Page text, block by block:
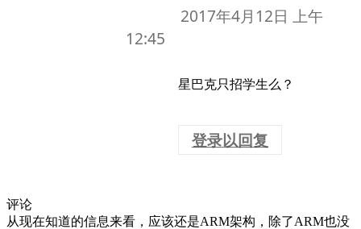
2017年4月12日 上午
12:45
星巴克只招学生么？
登录以回复
评论
从现在知道的信息来看，应该还是ARM架构，除了ARM也没